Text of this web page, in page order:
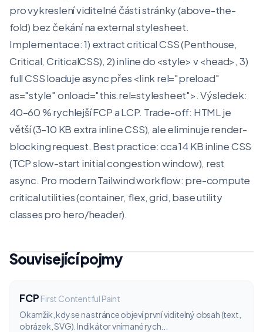
pro vykreslení viditelné části stránky (above-the-
fold) bez čekání na external stylesheet.
Implementace: 1) extract critical CSS (Penthouse,
Critical, CriticalCSS), 2) inline do <style> v <head>, 3)
full CSS loaduje async přes <link rel="preload"
as="style" onload="this.rel=stylesheet">. Výsledek:
40–60 % rychlejší FCP a LCP. Trade-off: HTML je
větší (3–10 KB extra inline CSS), ale eliminuje render-
blocking request. Best practice: cca 14 KB inline CSS
(TCP slow-start initial congestion window), rest
async. Pro modern Tailwind workflow: pre-compute
critical utilities (container, flex, grid, base utility
classes pro hero/header).
Související pojmy
FCP First Contentful Paint
Okamžik, kdy se na stránce objeví první viditelný obsah (text,
obrázek, SVG). Indikátor vnímané rych...